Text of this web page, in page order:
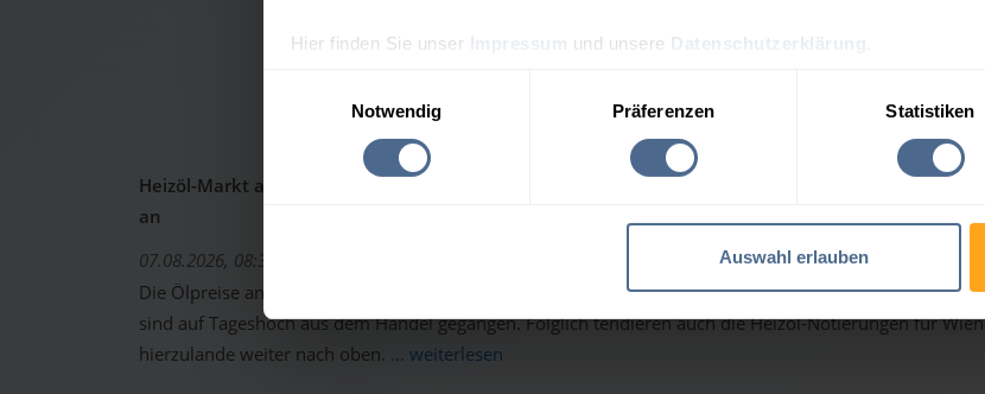
Hier finden Sie unser Impressum und unsere Datenschutzerklärung
Notwendig
Präferenzen Statistiken
Auswahl erlauben
Heizöl-Markt aktuell: Ölpreise schon wieder auf dem Weg nach oben - Heizölpreise ziehen ebenfalls
an
07.08.2026, 08:37 Uhr
Die Ölpreise an den internationalen Warenterminmärkten haben gestern weiter deutlich zugelegt und
sind auf Tageshoch aus dem Handel gegangen. Folglich tendieren auch die Heizöl-Notierungen für Wien
hierzulande weiter nach oben. ... weiterlesen